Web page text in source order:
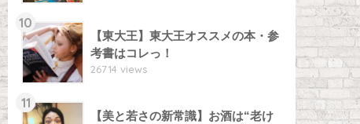
10
【東大王】東大王オススメの本・参
考書はコレっ！
26714 views
11
【美と若さの新常識】お酒は“老け